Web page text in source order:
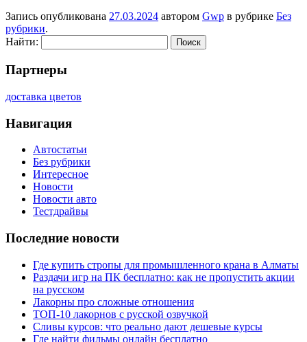
Запись опубликована 27.03.2024 автором Gwp в рубрике Без
рубрики.
Найти:
Партнеры
доставка цветов
Навигация
Автостатьи
Без рубрики
Интересное
Новости
Новости авто
Тестдрайвы
Последние новости
Где купить стропы для промышленного крана в Алматы
Раздачи игр на ПК бесплатно: как не пропустить акции
на русском
Лакорны про сложные отношения
ТОП-10 лакорнов с русской озвучкой
Сливы курсов: что реально дают дешевые курсы
Где найти фильмы онлайн бесплатно